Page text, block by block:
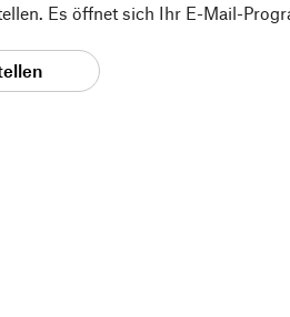
Es öffnet sich Ihr E-Mail-